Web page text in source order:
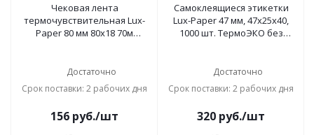
Чековая лента
термочувствительная Lux-
Paper 80 мм 80х18 70м
Достаточно
Срок поставки: 2 рабочих дня
156 руб./шт
Самоклеящиеся этикетки
Lux-Paper 47 мм, 47х25x40,
1000 шт. ТермоЭКО без
Достаточно
Срок поставки: 2 рабочих дня
320 руб./шт